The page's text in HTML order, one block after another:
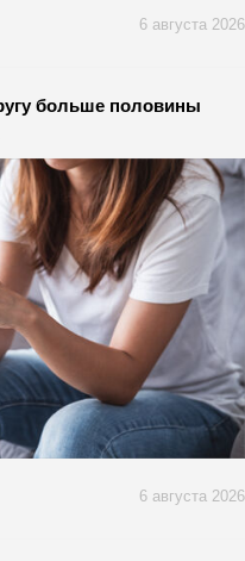
6 августа 2026
больше половины
6 августа 2026